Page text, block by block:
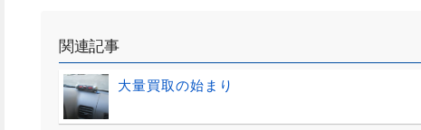
関連記事
大量買取の始まり